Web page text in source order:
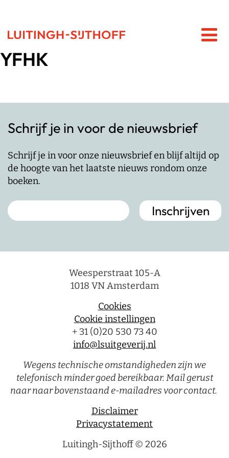
YFHK
Schrijf je in voor de nieuwsbrief
Schrijf je in voor onze nieuwsbrief en blijf altijd op
de hoogte van het laatste nieuws rondom onze
boeken.
Weesperstraat 105-A
1018 VN Amsterdam
Cookies
Cookie instellingen
+ 31 (0)20 530 73 40
info@lsuitgeverij.nl
Wegens technische omstandigheden zijn we
telefonisch minder goed bereikbaar. Mail gerust
naar naar bovenstaand e-mailadres voor contact.
Disclaimer
Privacystatement
Luitingh-Sijthoff © 2026